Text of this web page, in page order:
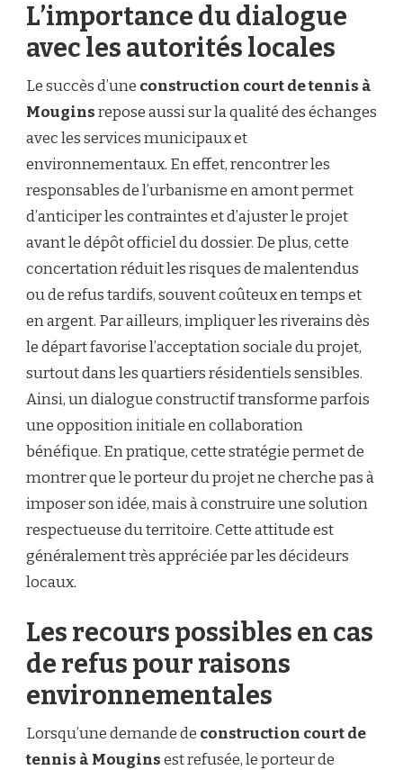
L’importance du dialogue
avec les autorités locales
Le succès d’une construction court de tennis à
Mouginsrepose aussi sur la qualité des échanges
avec les services municipaux et
environnementaux. En effet, rencontrer les
responsables de l’urbanisme en amont permet
d’anticiper les contraintes et d’ajuster le projet
avant le dépôt officiel du dossier. De plus, cette
concertation réduit les risques de malentendus
ou de refus tardifs, souvent coûteux en temps et
en argent. Par ailleurs, impliquer les riverains dès
le départ favorise l’acceptation sociale du projet,
surtout dans les quartiers résidentiels sensibles.
Ainsi, un dialogue constructif transforme parfois
une opposition initiale en collaboration
bénéfique. En pratique, cette stratégie permet de
montrer que le porteur du projet ne cherche pas à
imposer son idée, mais à construire une solution
respectueuse du territoire. Cette attitude est
généralement très appréciée par les décideurs
locaux.
Les recours possibles en cas
de refus pour raisons
environnementales
Lorsqu’une demande de construction court de
tennis à Mouginsest refusée, le porteur de